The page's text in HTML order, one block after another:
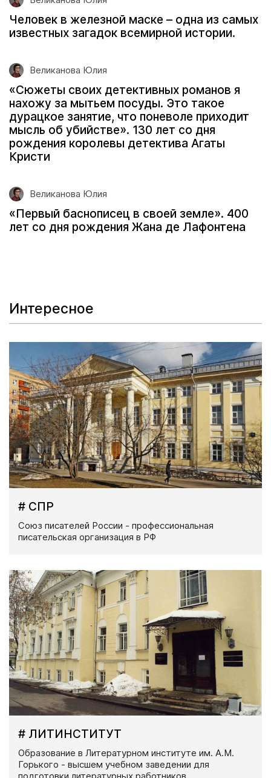
Человек в железной маске – одна из самых
известных загадок всемирной истории.
Великанова Юлия
«Сюжеты своих детективных романов я
нахожу за мытьем посуды. Это такое
дурацкое занятие, что поневоле приходит
мысль об убийстве». 130 лет со дня
рождения королевы детектива Агаты
Кристи
Великанова Юлия
«Первый баснописец в своей земле». 400
лет со дня рождения Жана де Лафонтена
Интересное
# СПР
Союз писателей России - профессиональная
писательская организация в РФ
# ЛИТИНСТИТУТ
Образование в Литературном институте им. А.М.
Горького - высшем учебном заведении для